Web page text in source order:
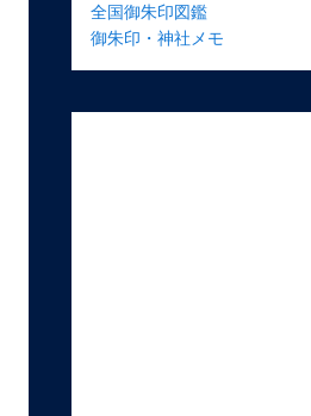
全国御朱印図鑑
御朱印・神社メモ